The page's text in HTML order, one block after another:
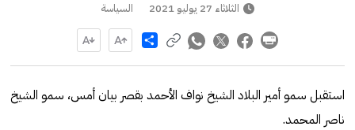
الثلاثاء 27 يوليو 2021 السياسة
Share
استقبل سمو أمير البلاد الشيخ نواف الأحمد بقصر بيان أمس، سمو الشيخ
ناصر المحمد.